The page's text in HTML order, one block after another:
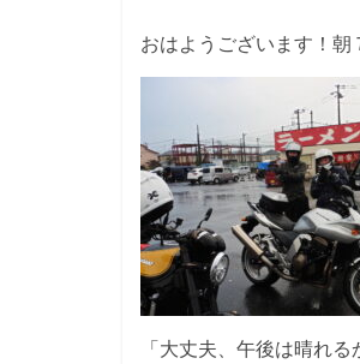
おはようございます！朝
「大丈夫、午後は晴れ